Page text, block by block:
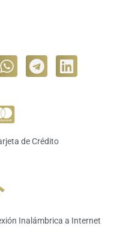
de Crédito
Inalámbrica a Internet